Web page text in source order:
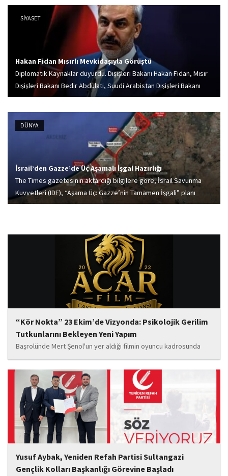
SİYASET
Hakan Fidan Mısırlı Mevkidaşıyla Görüştü
Diplomatik Kaynaklar duyurdu. Dışişleri Bakanı Hakan Fidan, Mısır
Dışişleri Bakanı Bedir Abdulati, Suudi Arabistan Dışişleri Bakanı
Faysal bin Ferhan Al Suud ve Ürdün Dışişleri Bakanı Ayman Safadi
ile telefon görüşmeleri...
DÜNYA
İsrail’den Gazze’de Üç Aşamalı İşgal Hazırlığı
The Times gazetesinin aktardığı bilgilere göre, İsrail Savunma
Kuvvetleri (IDF), “Aşama Üç: Gazze’nin Tamamen İşgali” planı
kapsamında Gazze Şeridi’ni üç ayrı bölgeye ayırmayı hedefliyor.
“Kör Nokta” 23 Ekim’de Vizyonda: Psikolojik Gerilim
Tutkunlarını Bekleyen Yeni Yapım
Başrolünde Mert Şenol'un yer aldığı filmin oyuncu kadrosunda
Esma Kıyanç, Ayşe Aktaş, Berna Kıyanç, Gökay Alpaslan Şahin,
Sema Yaldıran, Sıla Altıntaş, İsmail Akkoç, Celal Acar ve çocuk
oyuncu Görkem Akyol...
Yusuf Aybak, Yeniden Refah Partisi Sultangazi
Gençlik Kolları Başkanlığı Görevine Başladı